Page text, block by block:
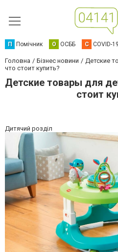
П Помічник О ОСББ C COVID-
Головна Бізнес новини
Детские
что стоит купить?
Детские товары для
стоит
Дитячий розділ